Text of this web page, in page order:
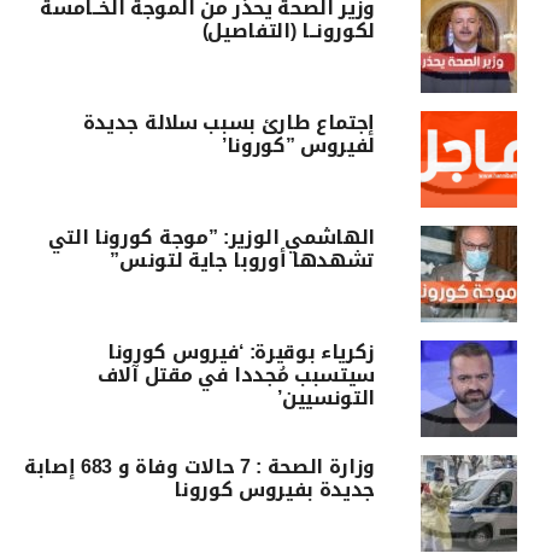
وزير الصحة يحذّر من الموجة الخــامسة
لكورونــا (التفاصيل)
إجتماع طارئ بسبب سلالة جديدة
لفيروس ”كورونا’
الهاشمي الوزير: ”موجة كورونا التي
تشهدها أوروبا جاية لتونس”
زكرياء بوقيرة: ‘فيروس كورونا
سيتسبب مُجددا في مقتل آلاف
التونسيين’
وزارة الصحة : 7 حالات وفاة و 683 إصابة
جديدة بفيروس كورونا